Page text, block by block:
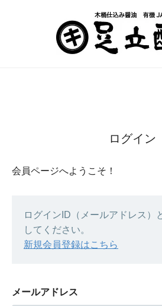
ログイン
会員ページへようこそ！
ログインID（メールアドレス）
してください。
新規会員登録はこちら
メールアドレス